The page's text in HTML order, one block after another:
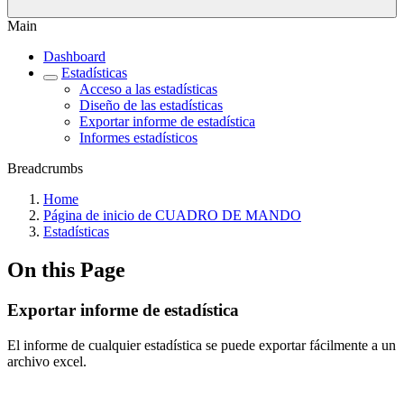
Main
Dashboard
Estadísticas
Acceso a las estadísticas
Diseño de las estadísticas
Exportar informe de estadística
Informes estadísticos
Breadcrumbs
Home
Página de inicio de CUADRO DE MANDO
Estadísticas
On this Page
Exportar informe de estadística
El informe de cualquier estadística se puede exportar fácilmente a un
archivo excel.